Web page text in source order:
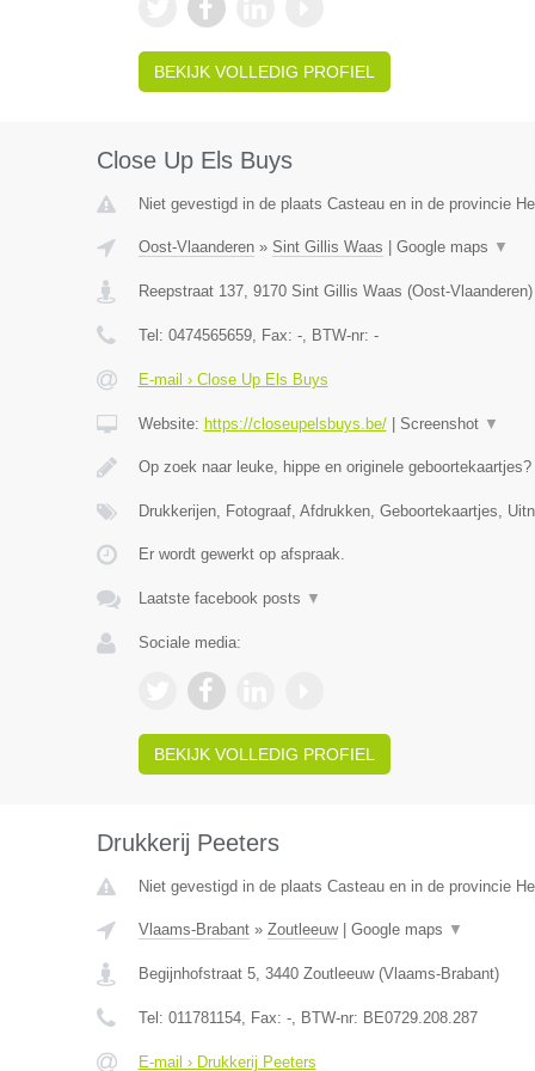
BEKIJK VOLLEDIG PROFIEL
Close Up Els Buys
Niet gevestigd in de plaats Casteau en in de provincie
Oost-Vlaanderen» Sint Gillis Waas Google maps ▼
Reepstraat 137, 9170 Sint Gillis Waas (Oost-Vlaanderen)
Tel: 0474565659, Fax: -, BTW-nr: -
E-mail › Close Up Els Buys
Website: https://closeupelsbuys.be/| Screenshot ▼
Op zoek naar leuke, hippe en originele geboortekaartjes?
Drukkerijen, Fotograaf, Afdrukken, Geboortekaartjes,
Er wordt gewerkt op afspraak.
Laatste facebook posts ▼
Sociale media:
BEKIJK VOLLEDIG PROFIEL
Drukkerij Peeters
Niet gevestigd in de plaats Casteau en in de provincie
Vlaams-Brabant» Zoutleeuw| Google maps ▼
Begijnhofstraat 5, 3440 Zoutleeuw(Vlaams-Brabant)
Tel: 011781154, Fax: -, BTW-nr: BE0729.208.287
E-mail › Drukkerij Peeters